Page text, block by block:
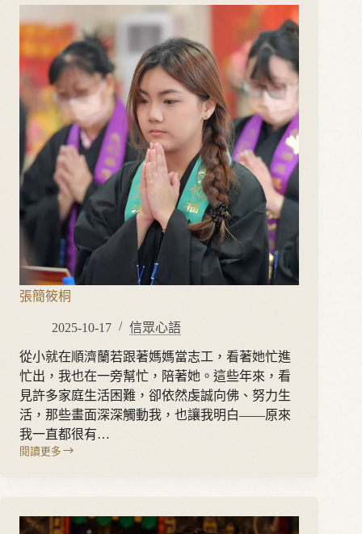
張簡筱桐
2025-10-17 信眾心語
從小就在順濟蘭若跟著媽媽當志工，看著她忙進
忙出，我也在一旁幫忙，陪著她。這些年來，看
見許多家庭生活困難，卻依然虔誠向佛、努力生
活，那些畫面深深觸動我，也讓我明白——原來
我一直都很有…
閱讀更多
張